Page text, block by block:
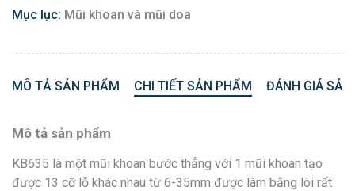
Mục lục: Mũi khoan và mũi doa
MÔ TẢ SẢN PHẨM CHI TIẾT SẢN PHẨM ĐÁNH GIÁ
Mô tả sản phẩm
KB635 là một mũi khoan bước thẳng với 1 mũi khoan tạo
được 13 cỡ lỗ khác nhau từ 6-35mm được làm bằng lõi rất